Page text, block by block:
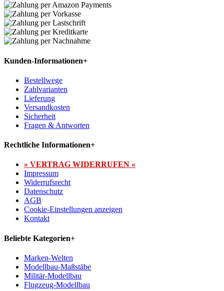
Kunden-Informationen+
Bestellwege
Zahlvarianten
Lieferung
Versandkosten
Sicherheit
Fragen & Antworten
Rechtliche Informationen+
» VERTRAG WIDERRUFEN «
Impressum
Widerrufsrecht
Datenschutz
AGB
Cookie-Einstellungen anzeigen
Kontakt
Beliebte Kategorien+
Marken-Welten
Modellbau-Maßstäbe
Militär-Modellbau
Flugzeug-Modellbau